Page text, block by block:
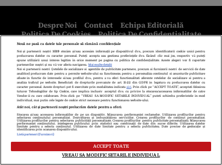
Despre Noi Contact
Echipa Editorială
Politica De Cookies
Politica De Confidențialitate
Termeni Și Condiții
copyright © 2026
Citarea se poate face în limita a 250 de semne. Nici o instituţie sau persoană
(site-uri, instituţii mass-media, firme de monitorizare) nu poate reproduce
integral scrierile publicistice purtătoare de Drepturi de Autor.
Decizia ONJN nr. 1598/16.09.2021. Jocurile de noroc sunt interzise
minorilor.